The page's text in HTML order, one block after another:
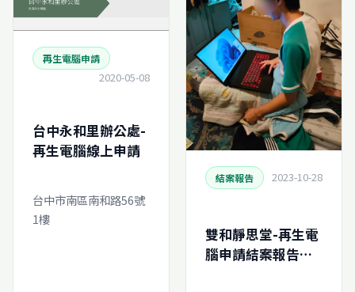
再生電腦申請
2020-05-08
台中永和里辦公處-
再生電腦線上申請
台中市南區南和路56號
1樓
結案報告 2023-10-28
雙和靜思堂-再生電
腦申請結案報告